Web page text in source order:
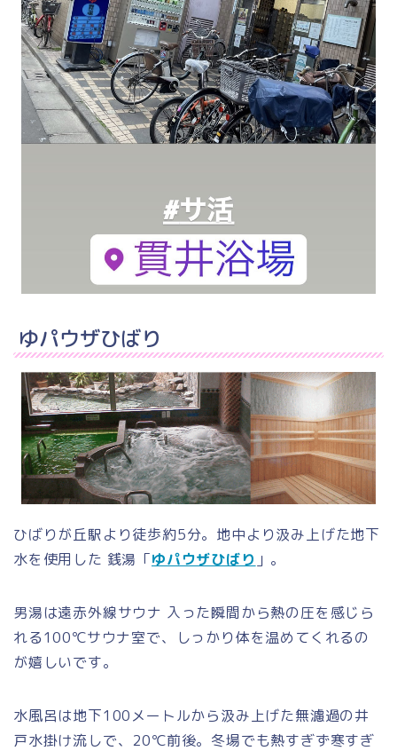
ゆパウザひばり
ひばりが丘駅より徒歩約5分。地中より汲み上げた地下
水を使用した 銭湯「ゆパウザひばり 」。
男湯は遠赤外線サウナ 入った瞬間から熱の圧を感じら
れる100℃サウナ室で、しっかり体を温めてくれるの
が嬉しいです。
水風呂は地下100メートルから汲み上げた無濾過の井
戸水掛け流しで、20℃前後。冬場でも熱すぎず寒すぎ